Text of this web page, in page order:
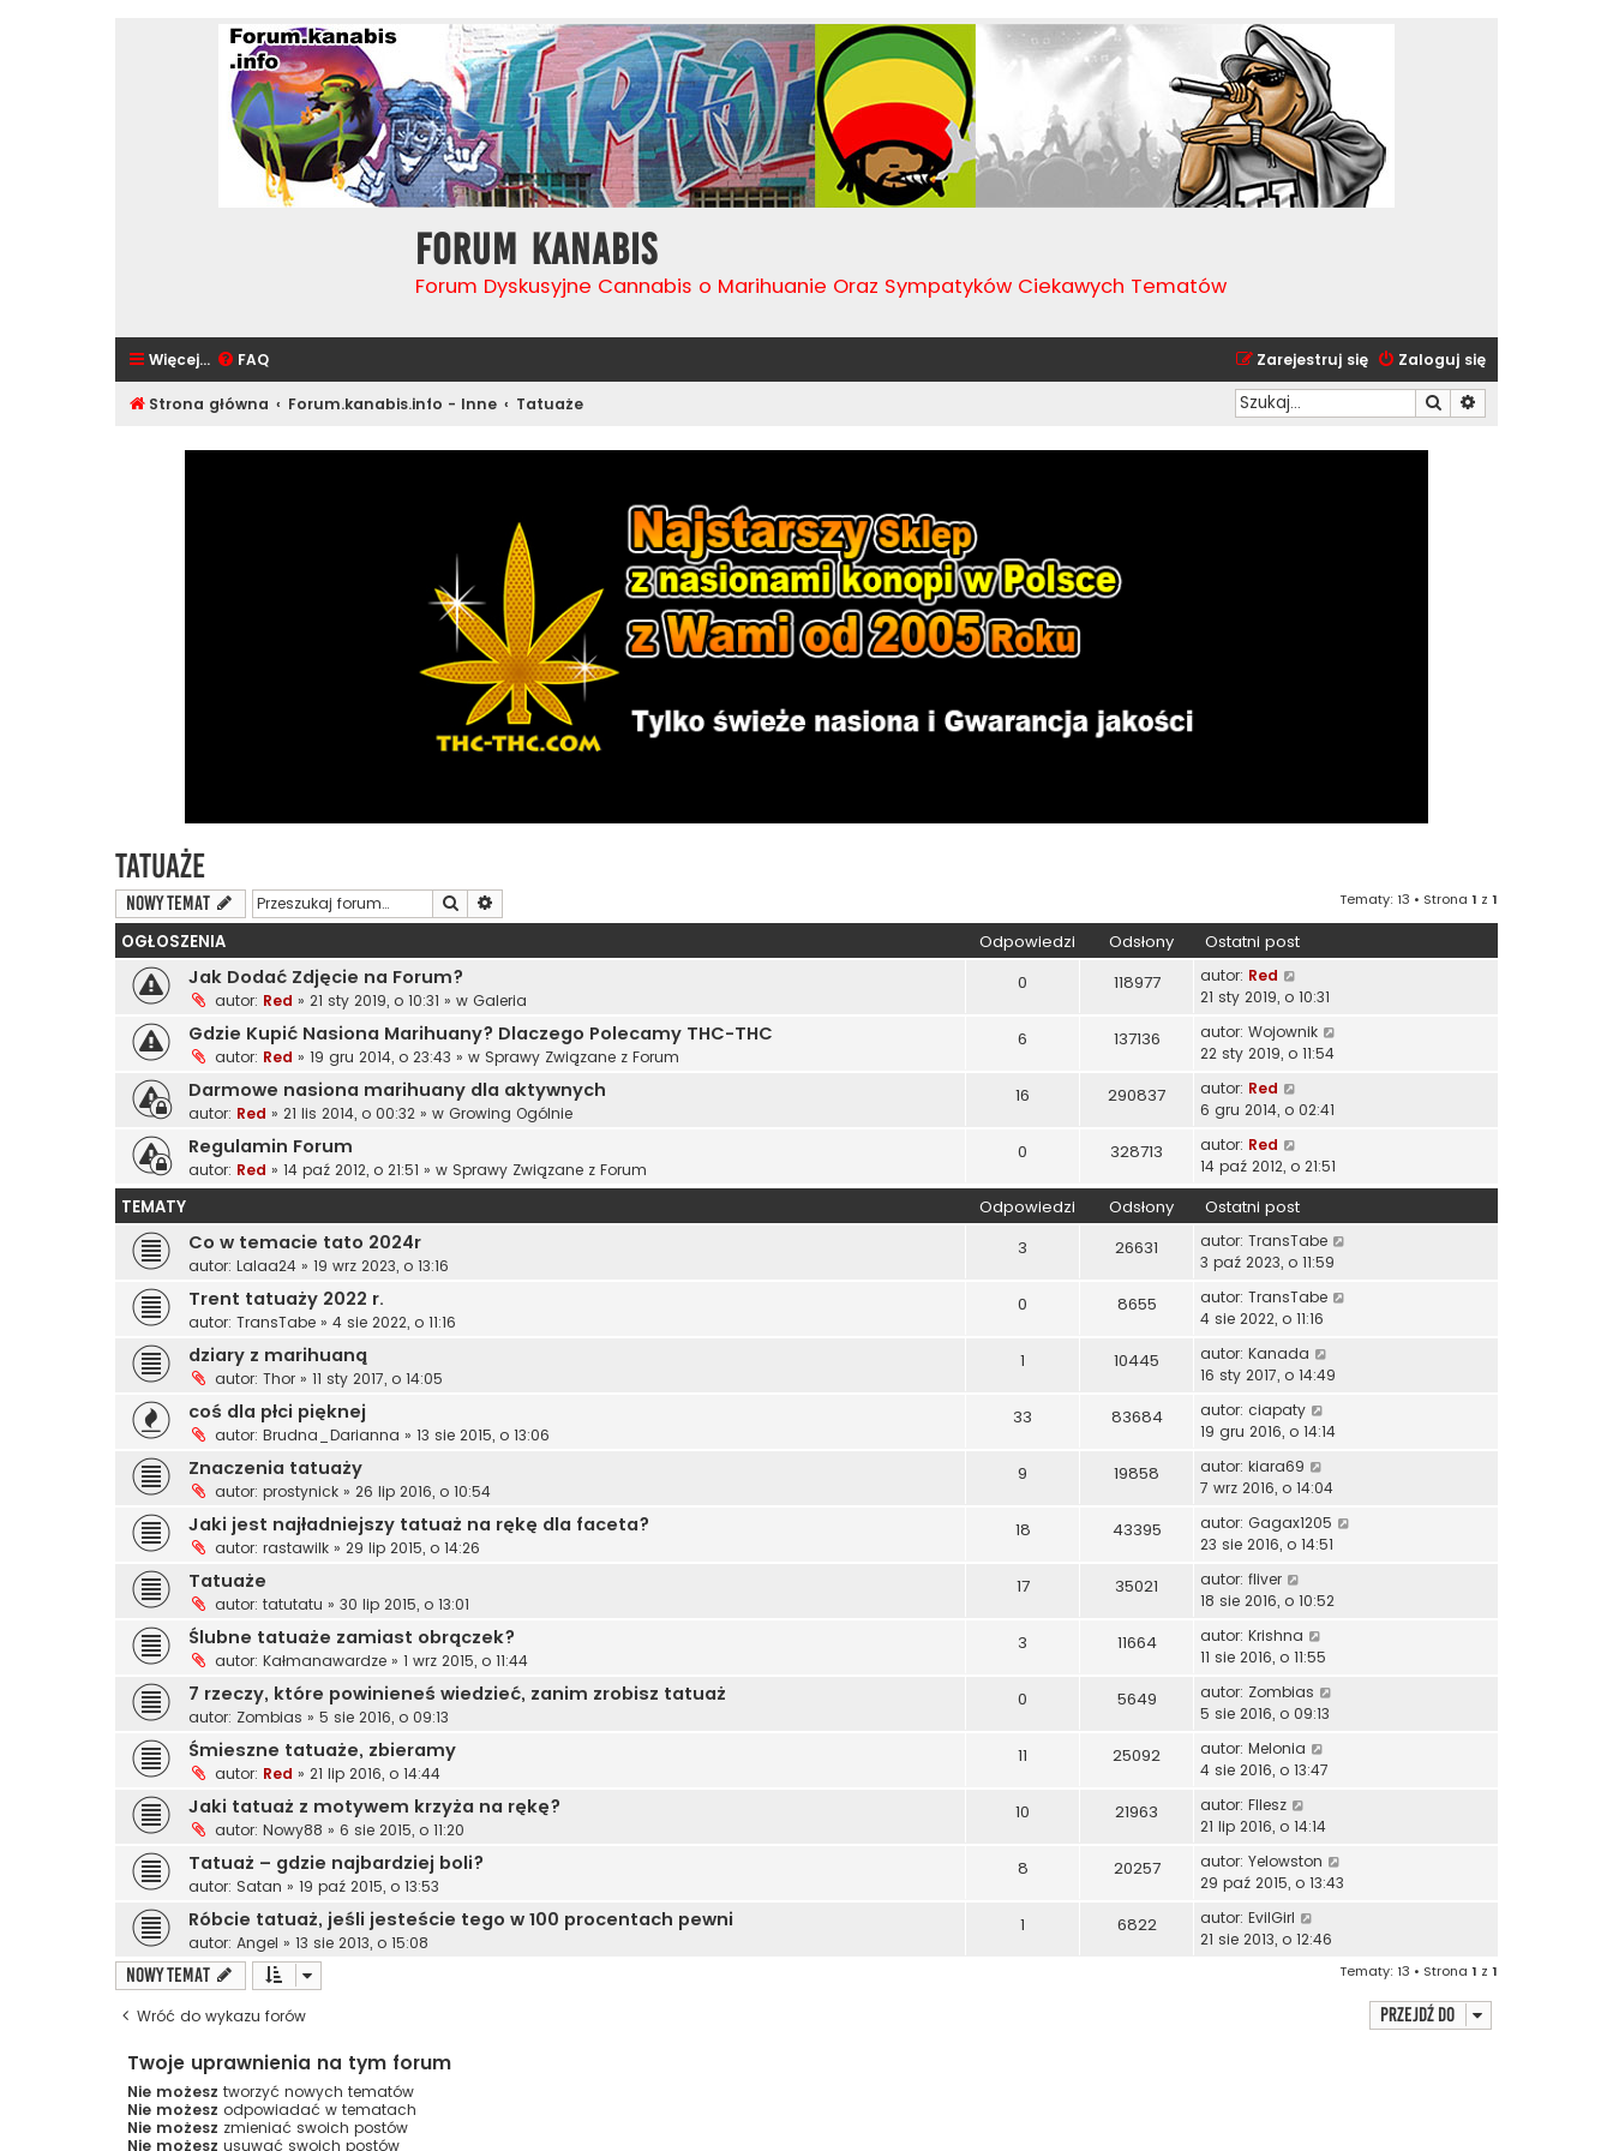
Forum Kanabis
Forum Dyskusyjne Cannabis o Marihuanie Oraz Sympatyków Ciekawych Tematów
Więcej… FAQ Zaloguj się
Zarejestruj się
Strona główna Forum.kanabis.info - Inne Tatuaże Szukaj
Tatuaże
NOWY TEMAT Szukaj Tematy: 13 • Strona 1 z 1
OGŁOSZENIA Odpowiedzi Odsłony Ostatni post
Jak Dodać Zdjęcie na Forum?
autor: Red » 21 sty 2019, o 10:31 » w Galeria
0 118977 autor: Red
21 sty 2019, o 10:31
Gdzie Kupić Nasiona Marihuany? Dlaczego Polecamy THC-THC
autor: Red » 19 gru 2014, o 23:43 » w Sprawy Związane z Forum
6 137136 autor: Wojownik
22 sty 2019, o 11:54
Darmowe nasiona marihuany dla aktywnych
autor: Red » 21 lis 2014, o 00:32 » w Growing Ogólnie
16 290837 autor: Red
6 gru 2014, o 02:41
Regulamin Forum
autor: Red » 14 paź 2012, o 21:51 » w Sprawy Związane z Forum
0 328713 autor: Red
14 paź 2012, o 21:51
TEMATY Odpowiedzi Odsłony Ostatni post
Co w temacie tato 2024r
autor: Lalaa24 » 19 wrz 2023, o 13:16
3 26631 autor: TransTabe
3 paź 2023, o 11:59
Trent tatuaży 2022 r.
autor: TransTabe » 4 sie 2022, o 11:16
0 8655 autor: TransTabe
4 sie 2022, o 11:16
dziary z marihuaną
autor: Thor » 11 sty 2017, o 14:05
1 10445 autor: Kanada
16 sty 2017, o 14:49
coś dla płci pięknej
autor: Brudna_Darianna » 13 sie 2015, o 13:06
33 83684 autor: ciapaty
19 gru 2016, o 14:14
Znaczenia tatuaży
autor: prostynick » 26 lip 2016, o 10:54
9 19858 autor: kiara69
7 wrz 2016, o 14:04
Jaki jest najładniejszy tatuaż na rękę dla faceta?
autor: rastawilk » 29 lip 2015, o 14:26
18 43395 autor: Gagax1205
23 sie 2016, o 14:51
Tatuaże
autor: tatutatu » 30 lip 2015, o 13:01
17 35021 autor: fliver
18 sie 2016, o 10:52
Ślubne tatuaże zamiast obrączek?
autor: Kałmanawardze » 1 wrz 2015, o 11:44
3 11664 autor: Krishna
11 sie 2016, o 11:55
7 rzeczy, które powinieneś wiedzieć, zanim zrobisz tatuaż
autor: Zombias » 5 sie 2016, o 09:13
0 5649 autor: Zombias
5 sie 2016, o 09:13
Śmieszne tatuaże, zbieramy
autor: Red » 21 lip 2016, o 14:44
11 25092 autor: Melonia
4 sie 2016, o 13:47
Jaki tatuaż z motywem krzyża na rękę?
autor: Nowy88 » 6 sie 2015, o 11:20
10 21963 autor: Fllesz
21 lip 2016, o 14:14
Tatuaż – gdzie najbardziej boli?
autor: Satan » 19 paź 2015, o 13:53
8 20257 autor: Yelowston
29 paź 2015, o 13:43
Róbcie tatuaż, jeśli jesteście tego w 100 procentach pewni
autor: Angel » 13 sie 2013, o 15:08
1 6822 autor: EvilGirl
21 sie 2013, o 12:46
NOWY TEMAT Tematy: 13 • Strona 1 z 1
Wróć do wykazu forów Przejdź do
Twoje uprawnienia na tym forum
Nie możesz tworzyć nowych tematów
Nie możesz odpowiadać w tematach
Nie możesz zmieniać swoich postów
Nie możesz usuwać swoich postów